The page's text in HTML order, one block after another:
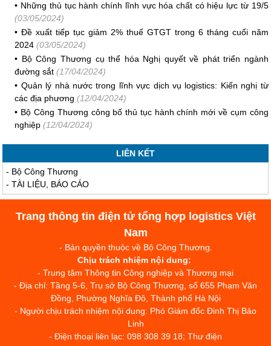
• Những thủ tục hành chính lĩnh vực hóa chất có hiệu lực từ 19/5
(03/05/2024)
•Đề xuất tiếp tục giảm 2% thuế GTGT trong 6 tháng cuối năm
2024 (03/05/2024)
• Bộ Công Thương cụ thể hóa Nghị quyết về phát triển ngành
đường sắt (17/04/2024)
• Quản lý nhà nước trong lĩnh vực dịch vụ logistics: Kiến nghị từ
các địa phương (12/04/2024)
• Bộ Công Thương công bố thủ tục hành chính mới về cụm công
nghiệp (12/04/2024)
LIÊN KẾT
- Bộ Công Thương
-TÀI LIỆU, BÁO CÁO
Trang thông tin điện tử tổng hợp logistics Việt
Nam
- Bản quyền thuộc về Bộ Công Thương.
Chịu trách nhiệm nội dung:
- Trung tâm Thông tin Công nghiệp và Thương mại
- Địa chỉ: Tầng 5-6, Trụ sở Bộ Công Thương, số 655 Phạm Văn
Đồng, Phường Nghĩa Đô, Thành phố Hà Nội
- Người chịu trách nhiệm nội dung: Phó Giám đốc Đinh Thị Bảo
Linh
- Điện thoại liên lạc: 098 308 39 18; Thư điện